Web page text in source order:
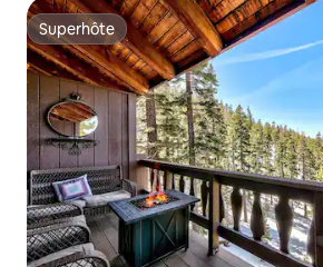
Superhôte
Superhôte